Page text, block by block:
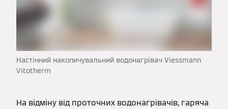
Настінний накопичувальний водонагрівач Viessmann
Vitotherm
На відміну від проточних водонагрівачів, гаряча